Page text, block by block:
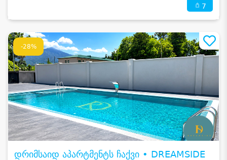
7
-28%
დრიმსაიდ აპარტმენტს ჩაქვი • DREAMSIDE